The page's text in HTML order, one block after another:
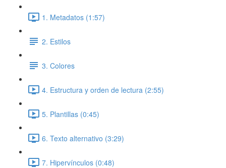
1. Metadatos (1:57)
2. Estilos
3. Colores
4. Estructura y orden de lectura (2:55)
5. Plantillas (0:45)
6. Texto alternativo (3:29)
7. Hipervínculos (0:48)